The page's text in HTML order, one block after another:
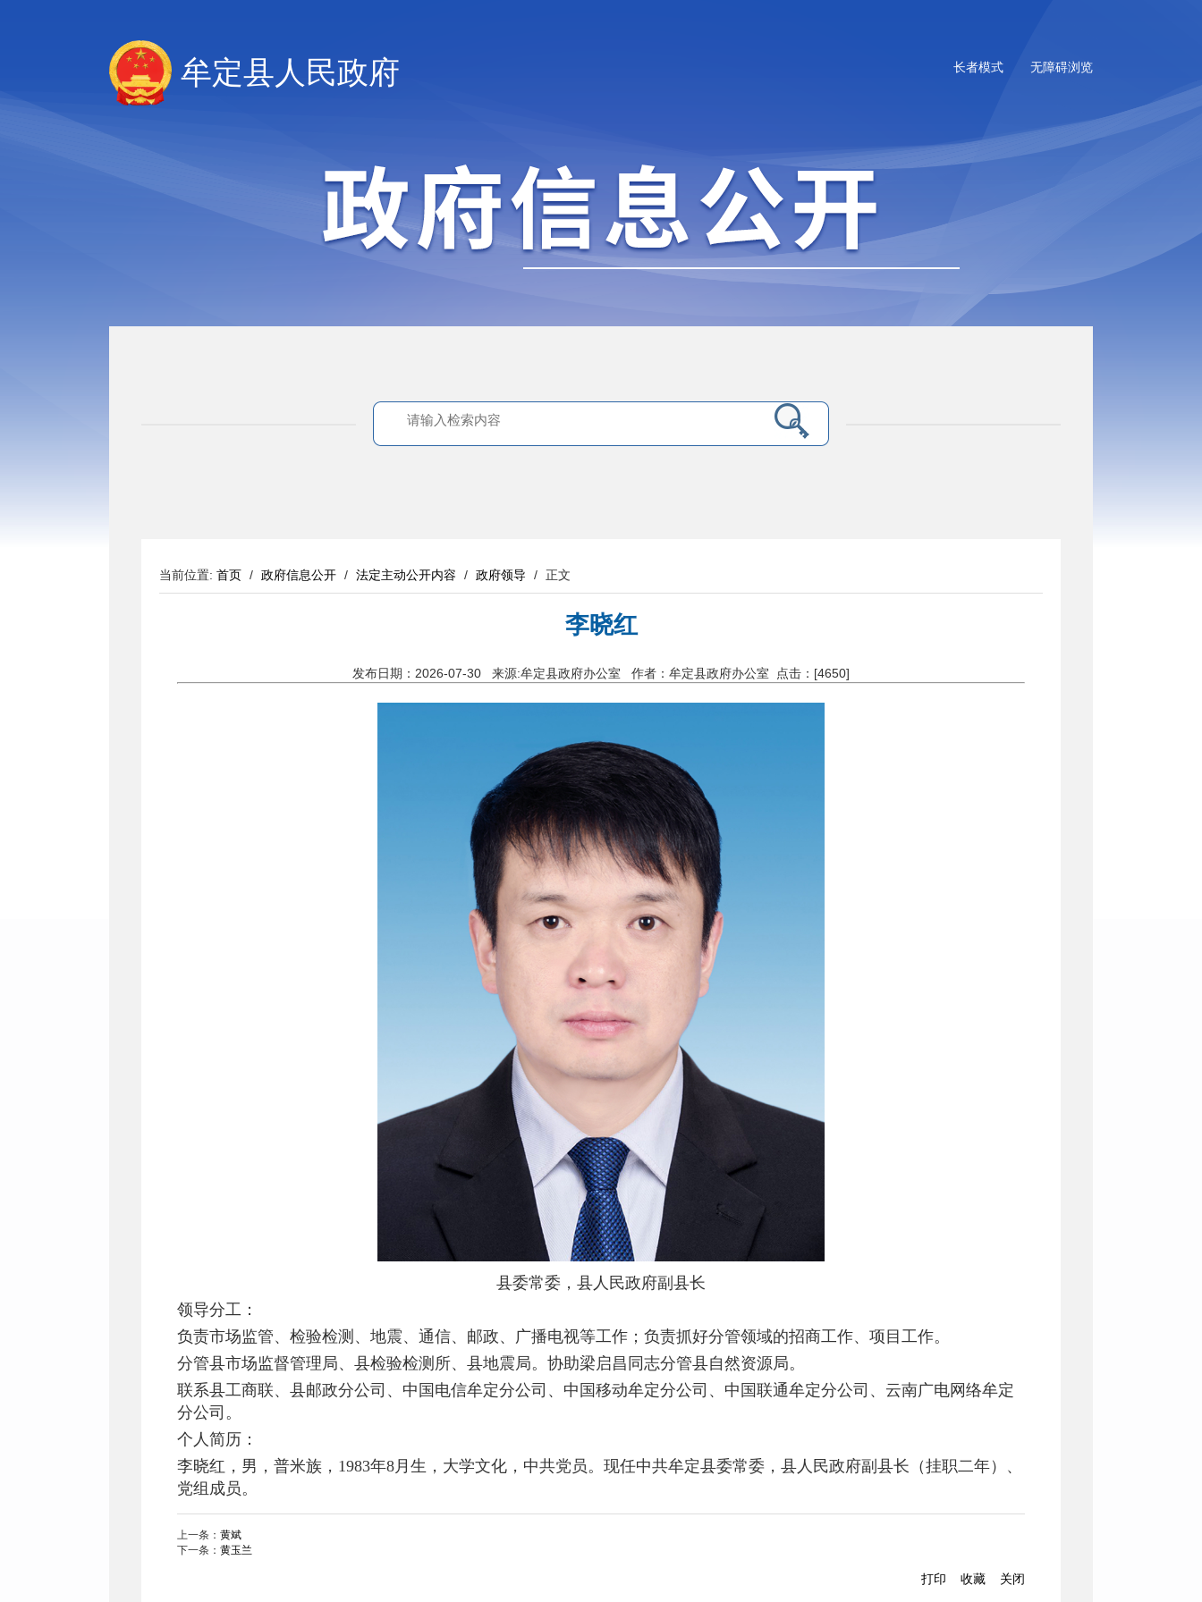
无障碍浏览
长者模式
牟定县人民政府
当前位置: 首页 / 政府信息公开 / 法定主动公开内容 / 政府领导 / 正文
李晓红
发布日期：2026-07-30 来源:牟定县政府办公室 作者：牟定县政府办公室 点击：[4650]
县委常委，县人民政府副县长
领导分工：
负责市场监管、检验检测、地震、通信、邮政、广播电视等工作；负责抓好分管领域的招商工作、项目工作。
分管县市场监督管理局、县检验检测所、县地震局。协助梁启昌同志分管县自然资源局。
联系县工商联、县邮政分公司、中国电信牟定分公司、中国移动牟定分公司、中国联通牟定分公司、云南广电网络牟定
分公司。
个人简历：
李晓红，男，普米族，1983年8月生，大学文化，中共党员。现任中共牟定县委常委，县人民政府副县长（挂职二年）、
党组成员。
上一条： 黄斌
下一条： 黄玉兰
打印 收藏 关闭